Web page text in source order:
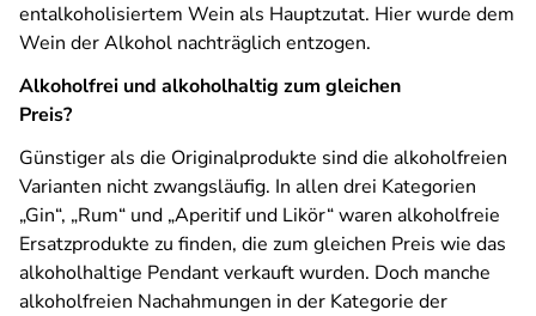
entalkoholisiertem Wein als Hauptzutat. Hier wurde dem
Wein der Alkohol nachträglich entzogen.
Alkoholfrei und alkoholhaltig zum gleichen
Preis?
Günstiger als die Originalprodukte sind die alkoholfreien
Varianten nicht zwangsläufig. In allen drei Kategorien
„Gin“, „Rum“ und „Aperitif und Likör“ waren alkoholfreie
Ersatzprodukte zu finden, die zum gleichen Preis wie das
alkoholhaltige Pendant verkauft wurden. Doch manche
alkoholfreien Nachahmungen in der Kategorie der